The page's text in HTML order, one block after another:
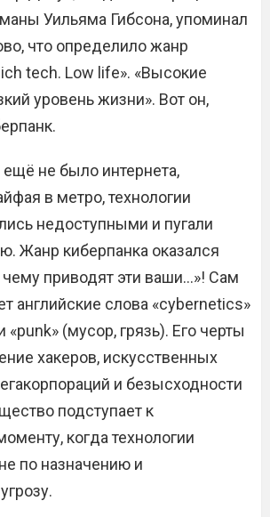
Уильяма Гибсона, упоминал
что определило жанр
tech. Low life». «Высокие
уровень жизни». Вот он,
ещё не было интернета,
в метро, технологии
недоступными и пугали
Жанр киберпанка оказался
чему приводят эти ваши…»! Сам
английские слова «cybernetics»
«punk» (мусор, грязь). Его черты
хакеров, искусственных
и безысходности
подступает к
когда технологии
по назначению и